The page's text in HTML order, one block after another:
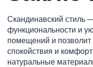
Скандинавский стиль
функциональности и
помещений и
спокойствия и
натуральные